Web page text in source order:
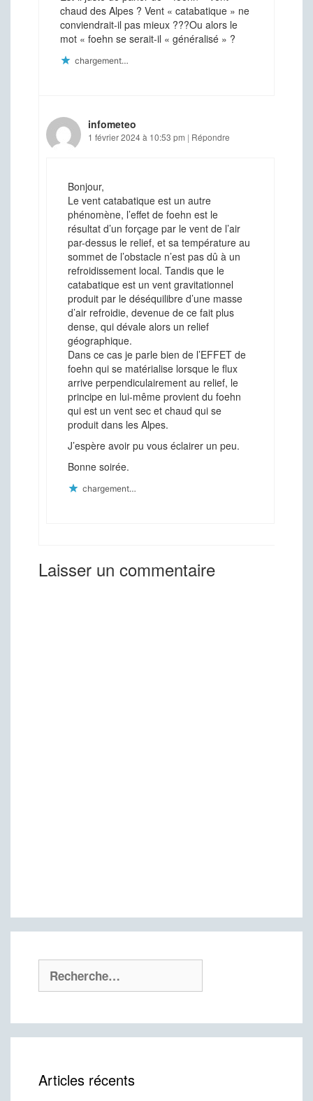
chaud des Alpes ? Vent « catabatique » ne
conviendrait-il pas mieux ???Ou alors le
mot « foehn se serait-il « généralisé » ?
chargement…
infometeo
1 février 2024 à 10:53 pm | Répondre
Bonjour,
Le vent catabatique est un autre
phénomène, l’effet de foehn est le
résultat d’un forçage par le vent de l’air
par-dessus le relief, et sa température au
sommet de l’obstacle n’est pas dû à un
refroidissement local. Tandis que le
catabatique est un vent gravitationnel
produit par le déséquilibre d’une masse
d’air refroidie, devenue de ce fait plus
dense, qui dévale alors un relief
géographique.
Dans ce cas je parle bien de l’EFFET de
foehn qui se matérialise lorsque le flux
arrive perpendiculairement au relief, le
principe en lui-même provient du foehn
qui est un vent sec et chaud qui se
produit dans les Alpes.
J’espère avoir pu vous éclairer un peu.
Bonne soirée.
chargement…
Laisser un commentaire
Rechercher :
Articles récents